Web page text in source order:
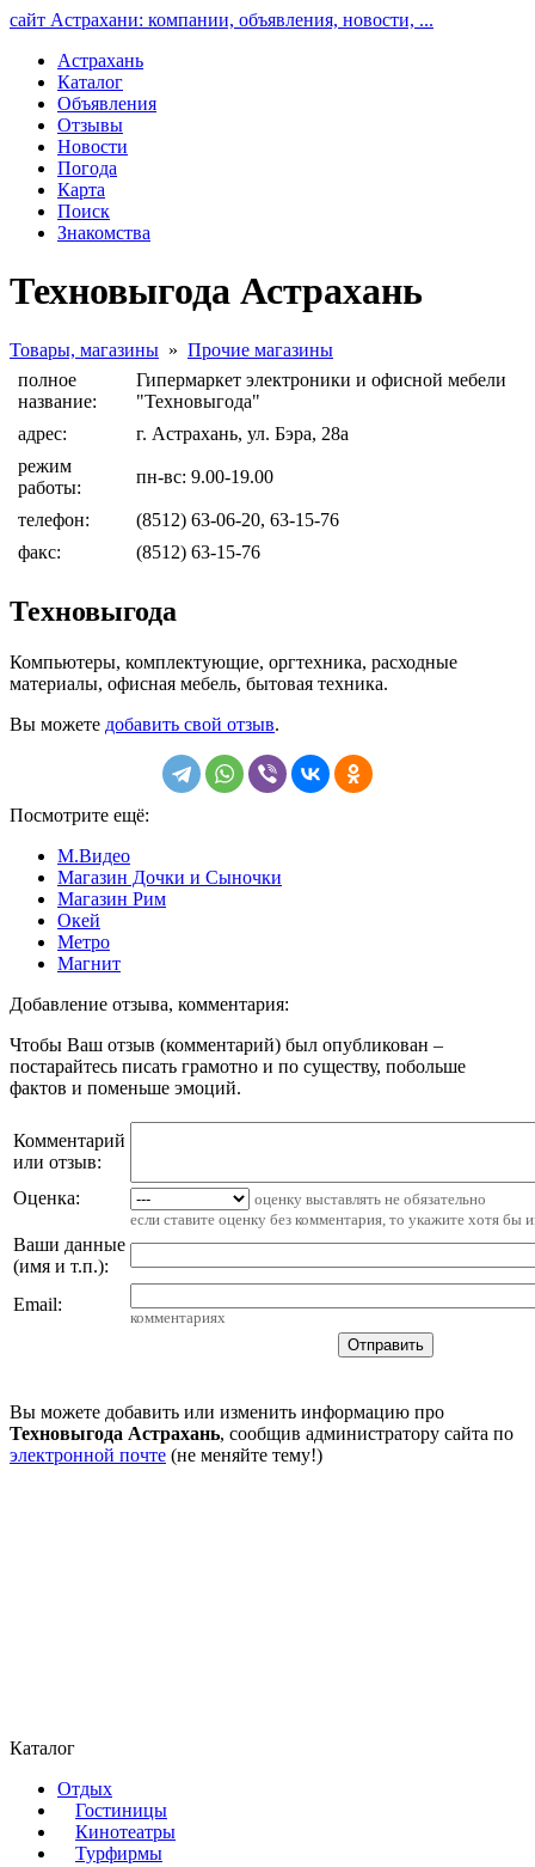
сайт Астрахани: компании, объявления, новости, ...
Астрахань
Каталог
Объявления
Отзывы
Новости
Погода
Карта
Поиск
Знакомства
Техновыгода Астрахань
Товары, магазины » Прочие магазины
полное
название:
Гипермаркет электроники и офисной мебели
"Техновыгода"
адрес:
г. Астрахань, ул. Бэра, 28а
режим
работы:
пн-вс: 9.00-19.00
телефон:
(8512) 63-06-20, 63-15-76
факс:
(8512) 63-15-76
Техновыгода
Компьютеры, комплектующие, оргтехника, расходные
материалы, офисная мебель, бытовая техника.
Вы можете добавить свой отзыв.
Посмотрите ещё:
М.Видео
Магазин Дочки и Сыночки
Магазин Рим
Окей
Метро
Магнит
Добавление отзыва, комментария:
Чтобы Ваш отзыв (комментарий) был опубликован –
постарайтесь писать грамотно и по существу, побольше
фактов и поменьше эмоций.
Комментарий
или отзыв:
Оценка:
оценку выставлять не обязательно
если ставите оценку без комментария, то укажите хотя бы
Ваши данные
(имя и т.п.):
Email:
комментариях
Вы можете добавить или изменить информацию про
Техновыгода Астрахань, сообщив администратору сайта по
электронной почте (не меняйте тему!)
Каталог
Отдых
Гостиницы
Кинотеатры
Турфирмы